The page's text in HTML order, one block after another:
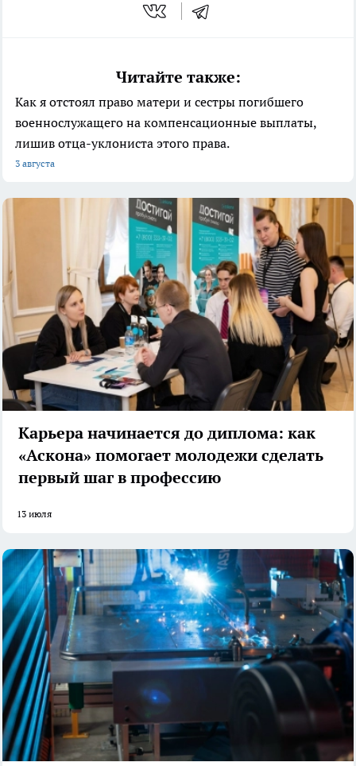
Читайте также:
Как я отстоял право матери и сестры погибшего
военнослужащего на компенсационные выплаты,
лишив отца-уклониста этого права.
3 августа
Карьера начинается до диплома: как
«Аскона» помогает молодежи сделать
первый шаг в профессию
13 июля